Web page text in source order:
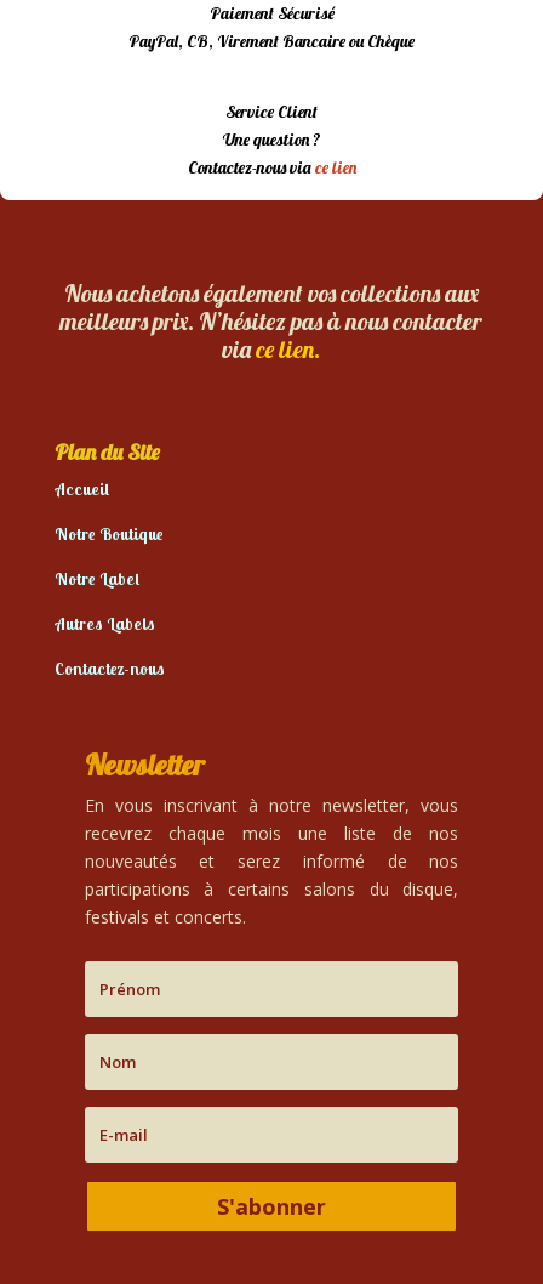
Paiement Sécurisé
PayPal, CB, Virement Bancaire ou Chèque
Service Client
Une question ?
Contactez-nous viace lien
Nous achetons également vos collections aux
meilleurs prix. N’hésitez pas à nous contacter
viace lien.
Plan du Site
Accueil
Notre Boutique
Notre Label
Autres Labels
Contactez-nous
Newsletter
En vous inscrivant à notre newsletter, vous
recevrez chaque mois une liste de nos
nouveautés et serez informé de nos
participations à certains salons du disque,
festivals et concerts.
S'abonner